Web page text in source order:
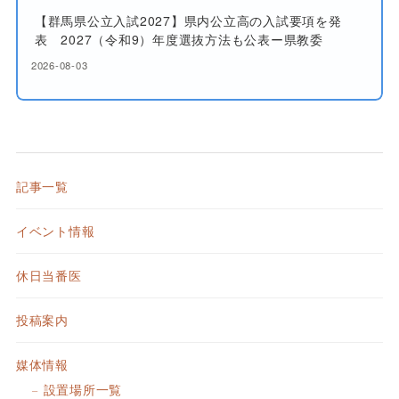
【群馬県公立入試2027】県内公立高の入試要項を発
表 2027（令和9）年度選抜方法も公表ー県教委
2026-08-03
記事一覧
イベント情報
休日当番医
投稿案内
媒体情報
設置場所一覧